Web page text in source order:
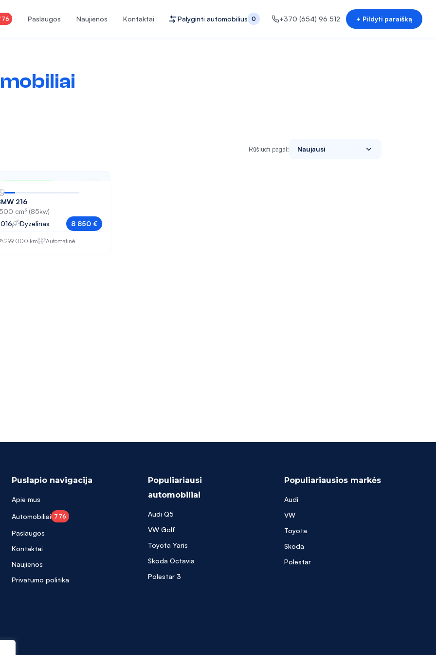
Paslaugos Naujienos Kontaktai Palyginti automobilius 0 +370 (654) 96 512 + Pildyti paraišką
Rūšiuoti pagal: Naujausi
216
cm³ (85kw)
Dyzelinas 8 850 €
299 000 km Automatinė
Puslapio navigacija
Apie mus
Automobiliai 776
Paslaugos
Kontaktai
Naujienos
Privatumo politika
Populiariausi
automobiliai
Audi Q5
VW Golf
Toyota Yaris
Skoda Octavia
Polestar 3
Populiariausios markės
Audi
VW
Toyota
Skoda
Polestar